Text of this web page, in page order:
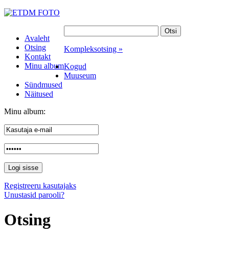
Avaleht
Otsing
Kontakt
Minu album
Kompleksotsing »
Kogud
Muuseum
Sündmused
Näitused
Minu album:
Registreeru kasutajaks
Unustasid parooli?
Otsing